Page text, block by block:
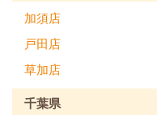
加須店
戸田店
草加店
千葉県